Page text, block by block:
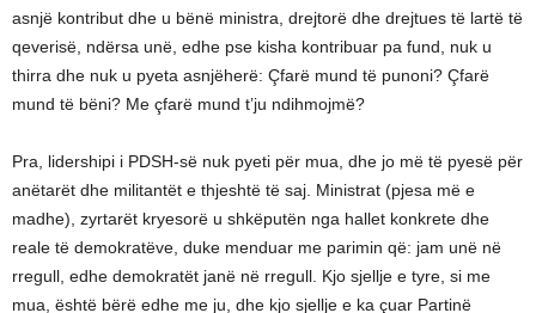
asnjë kontribut dhe u bënë ministra, drejtorë dhe drejtues të lartë të
qeverisë, ndërsa unë, edhe pse kisha kontribuar pa fund, nuk u
thirra dhe nuk u pyeta asnjëherë: Çfarë mund të punoni? Çfarë
mund të bëni? Me çfarë mund t’ju ndihmojmë?
Pra, lidershipi i PDSH-së nuk pyeti për mua, dhe jo më të pyesë për
anëtarët dhe militantët e thjeshtë të saj. Ministrat (pjesa më e
madhe), zyrtarët kryesorë u shkëputën nga hallet konkrete dhe
reale të demokratëve, duke menduar me parimin që: jam unë në
rregull, edhe demokratët janë në rregull. Kjo sjellje e tyre, si me
mua, është bërë edhe me ju, dhe kjo sjellje e ka çuar Partinë